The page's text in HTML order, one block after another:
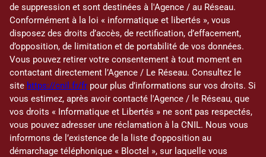
de suppression et sont destinées à l'Agence / au Réseau.
Conformément à la loi « informatique et libertés », vous
disposez des droits d’accès, de rectification, d’effacement,
d’opposition, de limitation et de portabilité de vos données.
Vous pouvez retirer votre consentement à tout moment en
contactant directement l’Agence / Le Réseau. Consultez le
site https://cnil.fr/fr pour plus d’informations sur vos droits. Si
vous estimez, après avoir contacté l'Agence / le Réseau, que
vos droits « Informatique et Libertés » ne sont pas respectés,
vous pouvez adresser une réclamation à la CNIL. Nous vous
informons de l’existence de la liste d'opposition au
démarchage téléphonique « Bloctel », sur laquelle vous